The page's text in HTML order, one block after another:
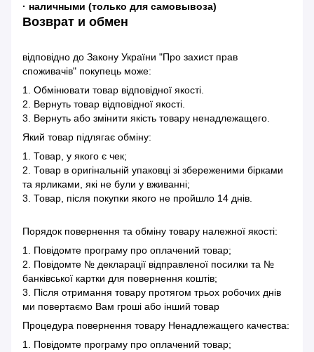
· наличными (только для самовывоза)
Возврат и обмен
відповідно до Закону України "Про захист прав
споживачів" покупець може:
1. Обмінювати товар відповідної якості.
2. Вернуть товар відповідної якості.
3. Вернуть або змінити якість товару ненадлежащего.
Який товар підлягає обміну:
1. Товар, у якого є чек;
2. Товар в оригінальній упаковці зі збереженими бірками
та ярликами, які не були у вживанні;
3. Товар, після покупки якого не пройшло 14 днів.
Порядок повернення та обміну товару належної якості:
1. Повідомте програму про оплачений товар;
2. Повідомте № декларації відправленої посилки та №
банківської картки для повернення коштів;
3. Після отримання товару протягом трьох робочих днів
ми повертаємо Вам гроші або інший товар
Процедура повернення товару Ненадлежащего качества:
1. Повідомте програму про оплачений товар;